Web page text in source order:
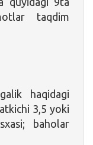
taqdim
haqidagi
3,5 yoki
baholar